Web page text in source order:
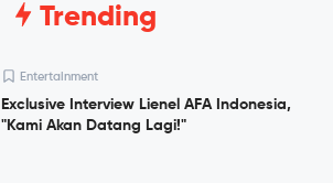
Trending
Entertainment
Exclusive Interview Lienel AFA Indonesia,
"Kami Akan Datang Lagi!"